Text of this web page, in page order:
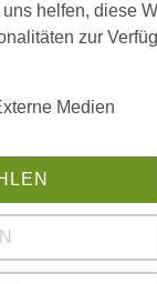
helfen, diese
zur
Medien